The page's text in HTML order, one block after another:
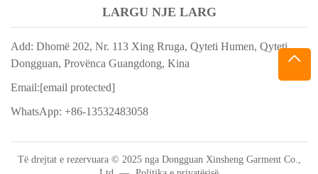
LARGU NJE LARG
Add: Dhomë 202, Nr. 113 Xing Rruga, Qyteti Humen, Qyteti
Dongguan, Provënca Guangdong, Kina
Email:[email protected]
WhatsApp: +86-13532483058
Të drejtat e rezervuara © 2025 nga Dongguan Xinsheng Garment Co.,